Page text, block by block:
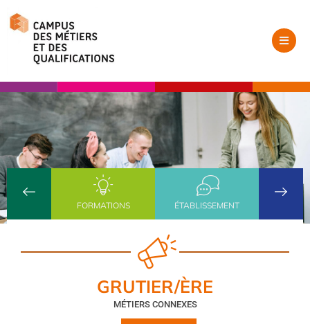
FORMATIONS ÉTABLISSEMENT
GRUTIER/ÈRE
MÉTIERS CONNEXES